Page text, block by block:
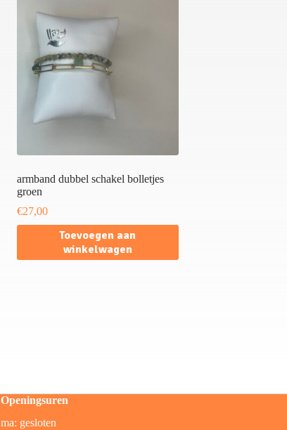
armband dubbel schakel bolletjes
groen
€27,00
Toevoegen aan
winkelwagen
Openingsuren
ma: gesloten